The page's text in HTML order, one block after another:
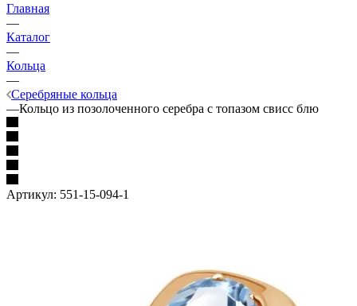
Главная
—
Каталог
—
Кольца
—
Серебряные кольца
—Кольцо из позолоченного серебра с топазом свисс блю
Артикул: 551-15-094-1